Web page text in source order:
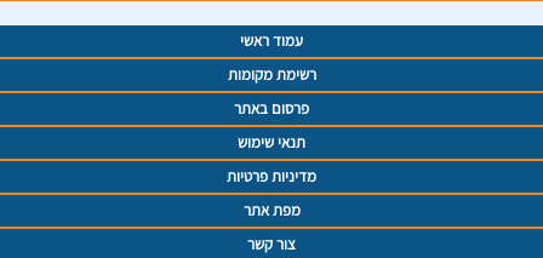
עמוד ראשי
רשימת מקומות
פרסום באתר
תנאי שימוש
מדיניות פרטיות
מפת אתר
צור קשר